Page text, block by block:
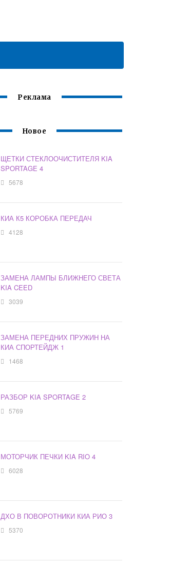
Реклама
Новое
ЩЕТКИ СТЕКЛООЧИСТИТЕЛЯ KIA
SPORTAGE 4
5678
КИА К5 КОРОБКА ПЕРЕДАЧ
4128
ЗАМЕНА ЛАМПЫ БЛИЖНЕГО СВЕТА
KIA CEED
3039
ЗАМЕНА ПЕРЕДНИХ ПРУЖИН НА
КИА СПОРТЕЙДЖ 1
1468
РАЗБОР KIA SPORTAGE 2
5769
МОТОРЧИК ПЕЧКИ KIA RIO 4
6028
ДХО В ПОВОРОТНИКИ КИА РИО 3
5370